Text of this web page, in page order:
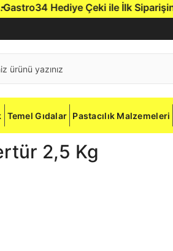
Hediye Çeki ile İlk
Temel Gıdalar Pastacılık Malzemeleri
2,5 Kg